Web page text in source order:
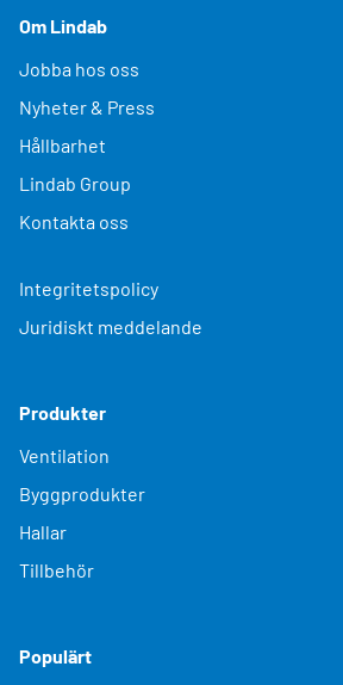
Om Lindab
Jobba hos oss
Nyheter & Press
Hållbarhet
Lindab Group
Kontakta oss
Integritetspolicy
Juridiskt meddelande
Produkter
Ventilation
Byggprodukter
Hallar
Tillbehör
Populärt